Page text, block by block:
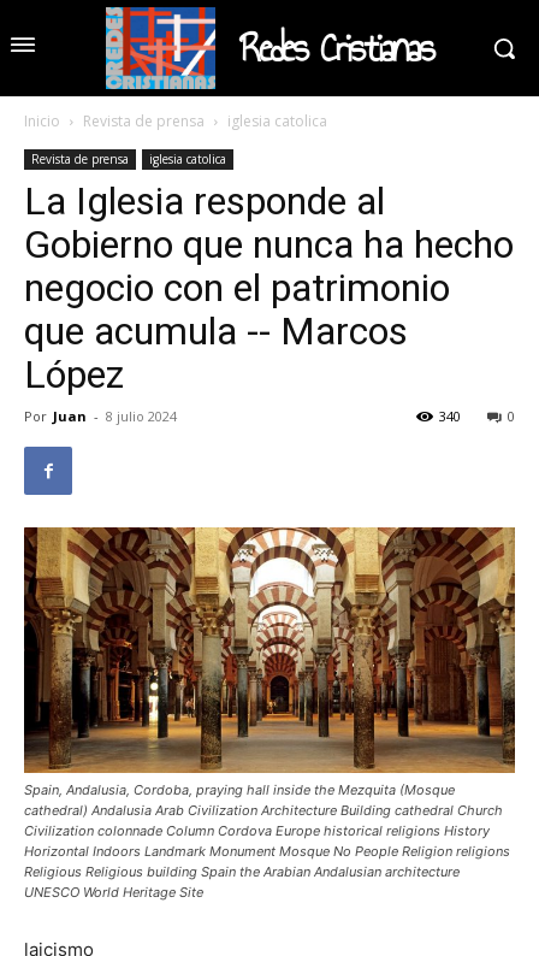
Redes Cristianas
Inicio Revista de prensa iglesia catolica
Revista de prensa iglesia catolica
La Iglesia responde al
Gobierno que nunca ha hecho
negocio con el patrimonio
que acumula -- Marcos
López
Por Juan - 8 julio 2024 0
340
Spain, Andalusia, Cordoba, praying hall inside the Mezquita (Mosque
cathedral) Andalusia Arab Civilization Architecture Building cathedral Church
Civilization colonnade Column Cordova Europe historical religions History
Horizontal Indoors Landmark Monument Mosque No People Religion religions
Religious Religious building Spain the Arabian Andalusian architecture
UNESCO World Heritage Site
laicismo